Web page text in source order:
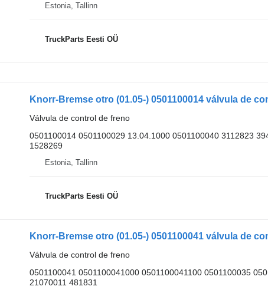
Estonia, Tallinn
TruckParts Eesti OÜ
Válvula de control de freno
0501100014 0501100029 13.04.1000 0501100040 3112823
1528269
Estonia, Tallinn
TruckParts Eesti OÜ
Válvula de control de freno
0501100041 0501100041000 0501100041100 0501100035
21070011 481831